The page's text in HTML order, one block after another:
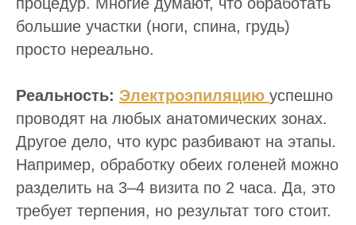
большие участки (ноги, спина, грудь)
просто нереально.
Реальность: Электроэпиляцию успешно
проводят на любых анатомических зонах.
Другое дело, что курс разбивают на этапы.
Например, обработку обеих голеней можно
разделить на 3–4 визита по 2 часа. Да, это
требует терпения, но результат того стоит.